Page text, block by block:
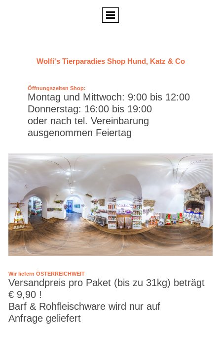
Wolfi's Tierparadies Shop Hund, Katz & Co
Öffnungszeiten Shop:
Montag und Mittwoch: 9:00 bis 12:00
Donnerstag: 16:00 bis 19:00
oder nach tel. Vereinbarung
ausgenommen Feiertag
Wir liefern ÖSTERREICHWEIT
Versandpreis pro Paket (bis zu 31kg) beträgt
€ 9,90 !
Barf & Rohfleischware wird nur auf
Anfrage geliefert